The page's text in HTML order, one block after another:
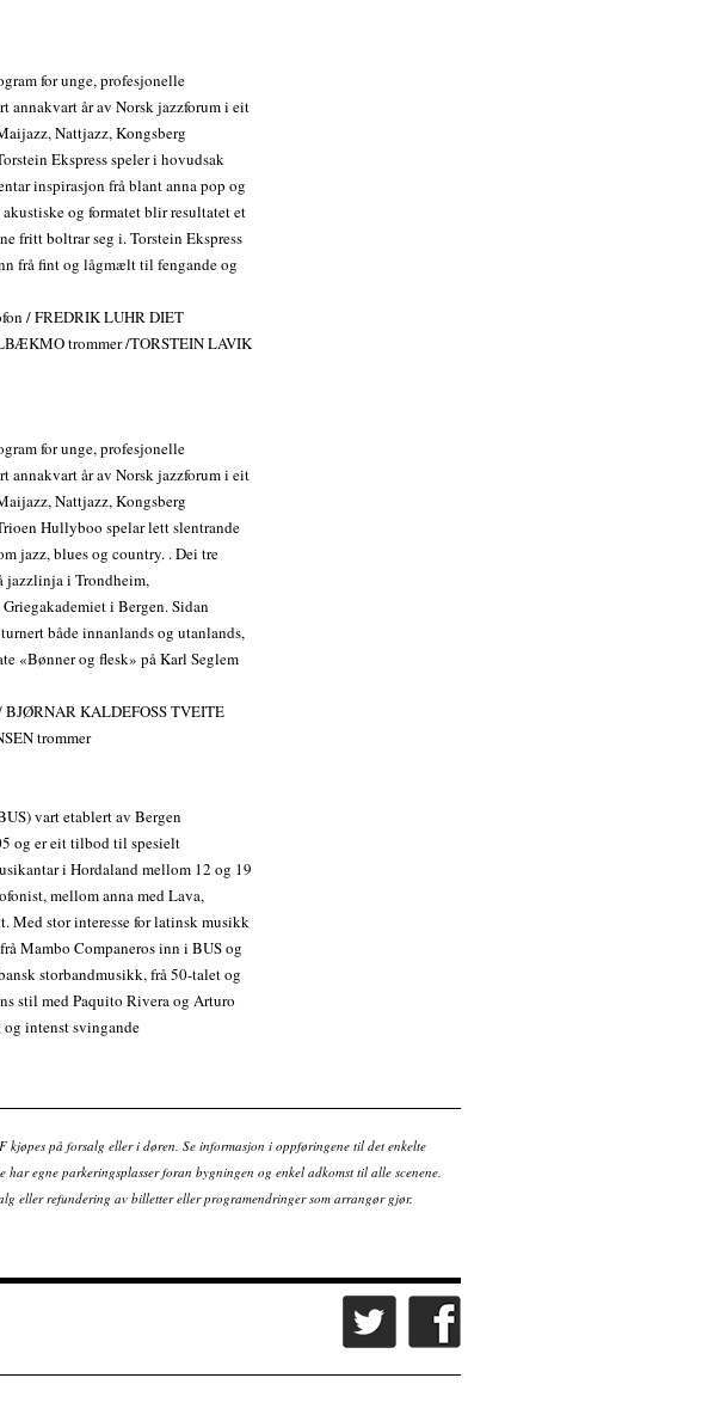
for unge, profesjonelle
annakvart år av Norsk jazzforum i eit
Nattjazz, Kongsberg
Ekspress speler i hovudsak
inspirasjon frå blant anna pop og
og formatet blir resultatet et
fritt boltrar seg i. Torstein Ekspress
frå fint og lågmælt til fengande og
/ FREDRIK LUHR DIET
trommer /TORSTEIN LAVIK
for unge, profesjonelle
annakvart år av Norsk jazzforum i eit
Nattjazz, Kongsberg
Hullyboo spelar lett slentrande
jazz, blues og country. . Dei tre
jazzlinja i Trondheim,
i Bergen. Sidan
både innanlands og utanlands,
«Bønner og flesk» på Karl Seglem
KALDEFOSS TVEITE
trommer
vart etablert av Bergen
og er eit tilbod til spesielt
i Hordaland mellom 12 og 19
mellom anna med Lava,
Med stor interesse for latinsk musikk
Mambo Companeros inn i BUS og
storbandmusikk, frå 50-talet og
stil med Paquito Rivera og Arturo
intenst svingande
kjøpes på forsalg eller i døren. Se informasjon i oppføringene til det enkelte
har egne parkeringsplasser foran bygningen og enkel adkomst til alle scenene.
eller refundering av billetter eller programendringer som arrangør gjør.